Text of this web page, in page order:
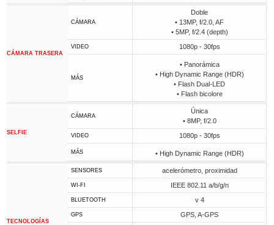
CÁMARA TRASERA
CÁMARA
Doble
• 13MP, f/2.0, AF
• 5MP, f/2.4 (depth)
VIDEO 1080p - 30fps
MÁS
• Panorámica
• High Dynamic Range (HDR)
• Flash Dual-LED
• Flash bicolore
SELFIE
CÁMARA
Única
• 8MP, f/2.0
VIDEO 1080p - 30fps
MÁS • High Dynamic Range (HDR)
TECNOLOGÍAS
SENSORES acelerómetro, proximidad
WI-FI IEEE 802.11 a/b/g/n
BLUETOOTH v 4
GPS GPS, A-GPS